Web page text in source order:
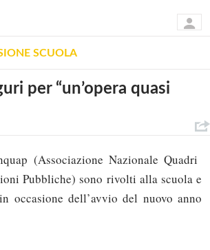
SCUOLA
per “un’opera quasi
(Associazione Nazionale Quadri
Pubbliche) sono rivolti alla scuola e
occasione dell’avvio del nuovo anno